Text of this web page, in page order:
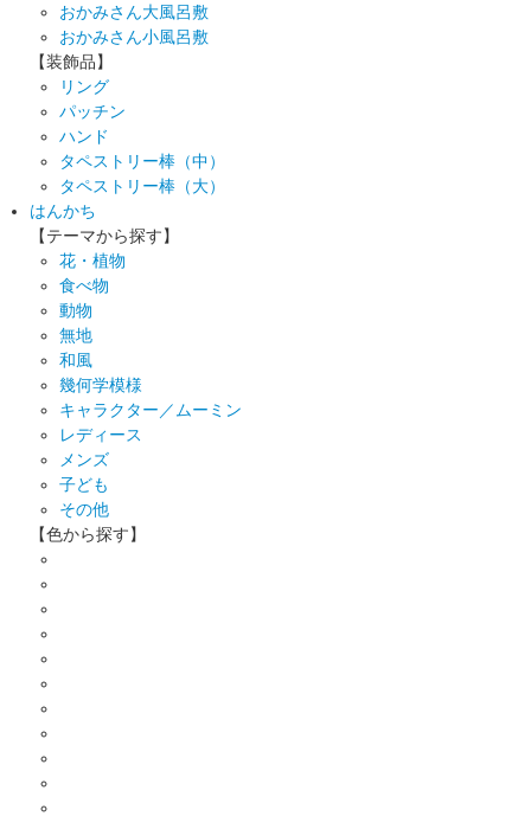
おかみさん大風呂敷
おかみさん小風呂敷
【装飾品】
リング
パッチン
ハンド
タペストリー棒（中）
タペストリー棒（大）
はんかち
【テーマから探す】
花・植物
食べ物
動物
無地
和風
幾何学模様
キャラクター／ムーミン
レディース
メンズ
子ども
その他
【色から探す】